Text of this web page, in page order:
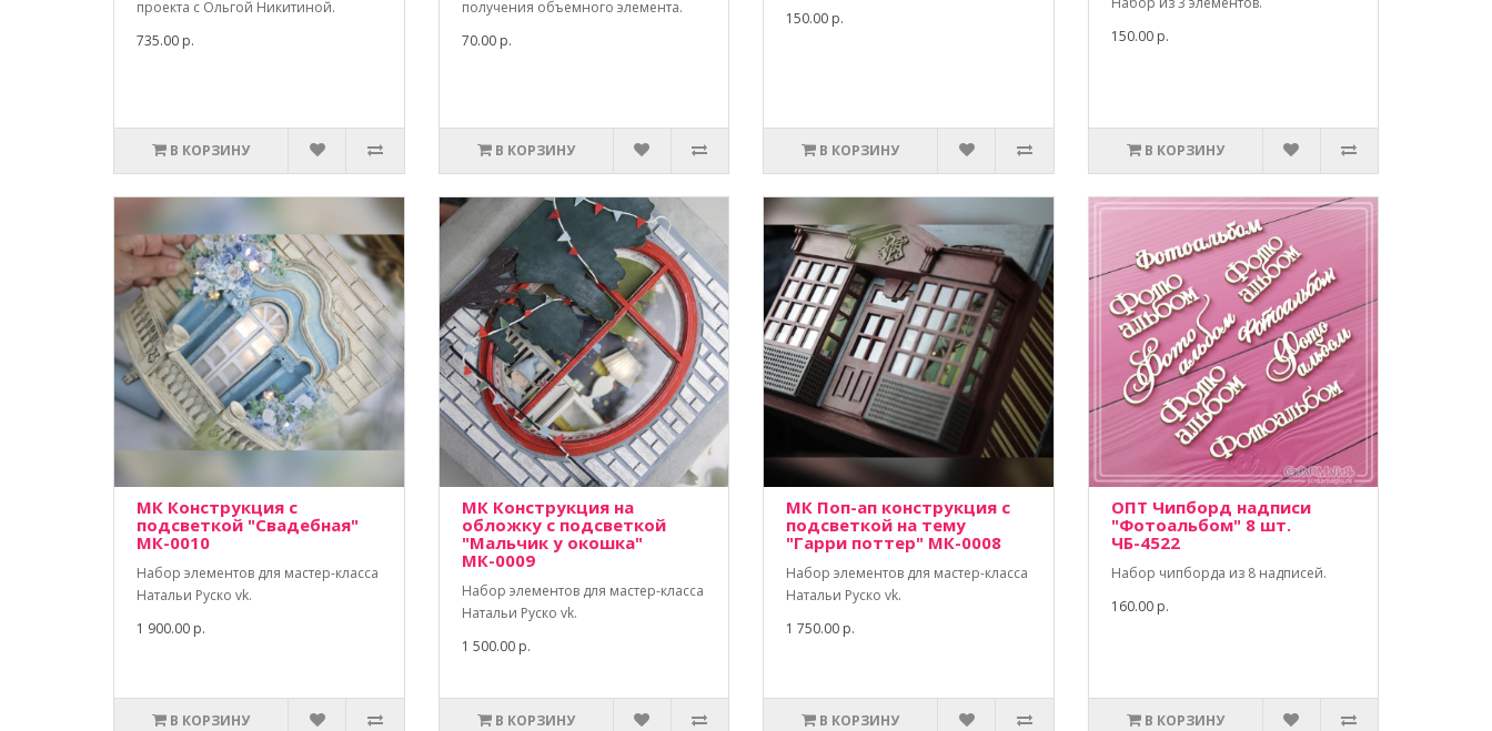
проекта с Ольгой Никитиной.
735.00 р.
В КОРЗИНУ
получения объемного элемента.
70.00 р.
В КОРЗИНУ
150.00 р.
В КОРЗИНУ
150.00 р.
В КОРЗИНУ
МК Конструкция с
подсветкой "Свадебная"
МК-0010
Набор элементов для мастер-класса
Натальи Руско vk.
1 900.00 р.
В КОРЗИНУ
МК Конструкция на
обложку с подсветкой
"Мальчик у окошка"
МК-0009
Набор элементов для мастер-класса
Натальи Руско vk.
1 500.00 р.
В КОРЗИНУ
МК Поп-ап конструкция с
подсветкой на тему
"Гарри поттер" МК-0008
Набор элементов для мастер-класса
Натальи Руско vk.
1 750.00 р.
В КОРЗИНУ
ОПТ Чипборд надписи
"Фотоальбом" 8 шт.
ЧБ-4522
Набор чипборда из 8 надписей.
160.00 р.
В КОРЗИНУ